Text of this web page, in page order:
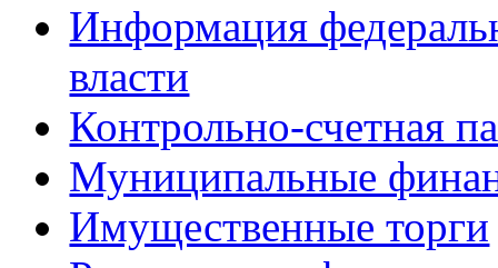
Информация
власти
Контрольно-счетная
Муниципальные
Имущественные торги